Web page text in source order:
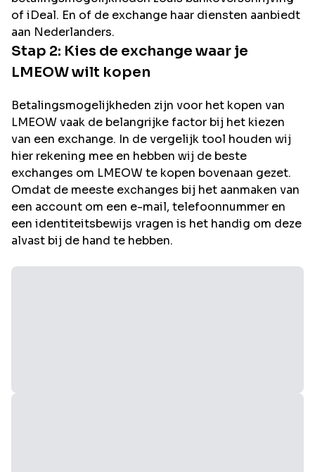
of iDeal. En of de exchange haar diensten aanbiedt
aan Nederlanders.
Stap 2: Kies de exchange waar je
LMEOWwilt kopen
Betalingsmogelijkheden zijn voor het kopen van
LMEOW vaak de belangrijke factor bij het kiezen
van een exchange. In de vergelijk tool houden wij
hier rekening mee en hebben wij de beste
exchanges om LMEOW te kopen bovenaan gezet.
Omdat de meeste exchanges bij het aanmaken van
een account om een e-mail, telefoonnummer en
een identiteitsbewijs vragen is het handig om deze
alvast bij de hand te hebben.